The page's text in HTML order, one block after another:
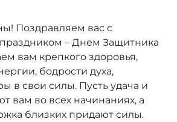
Москвич 8
Практичный семиместный
кроссовер
Поздравляем вас с
– Днем Защитника
вам крепкого здоровья,
бодрости духа,
в свои силы. Пусть удача и
вам во всех начинаниях, а
близких придают силы.